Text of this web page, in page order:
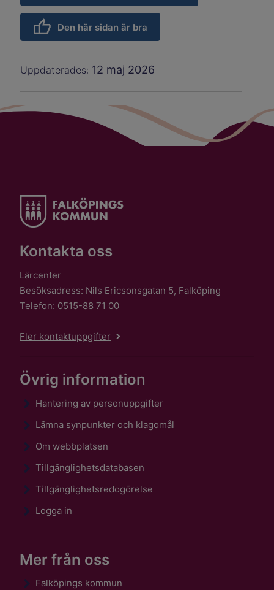
Den här sidan är bra
Uppdaterades: 12 maj 2026
Kontakta oss
Lärcenter
Besöksadress: Nils Ericsonsgatan 5, Falköping
Telefon: 0515-88 71 00
Fler kontaktuppgifter
Övrig information
Hantering av personuppgifter
Lämna synpunkter och klagomål
Om webbplatsen
Tillgänglighetsdatabasen
Tillgänglighetsredogörelse
Logga in
Mer från oss
Falköpings kommun